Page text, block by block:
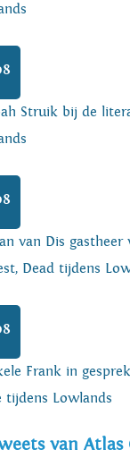
Struik bij de
van Dis gastheer
Dead tijdens
Frank in
tijdens Lowlands
van Atlas